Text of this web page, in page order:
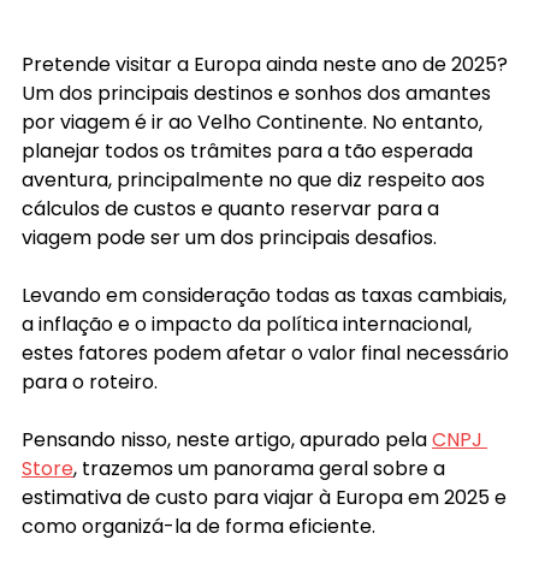
Pretende visitar a Europa ainda neste ano de 2025?
Um dos principais destinos e sonhos dos amantes
por viagem é ir ao Velho Continente. No entanto,
planejar todos os trâmites para a tão esperada
aventura, principalmente no que diz respeito aos
cálculos de custos e quanto reservar para a
viagem pode ser um dos principais desafios.
Levando em consideração todas as taxas cambiais,
a inflação e o impacto da política internacional,
estes fatores podem afetar o valor final necessário
para o roteiro.
Pensando nisso, neste artigo, apurado pela CNPJ
Store, trazemos um panorama geral sobre a
estimativa de custo para viajar à Europa em 2025 e
como organizá-la de forma eficiente.